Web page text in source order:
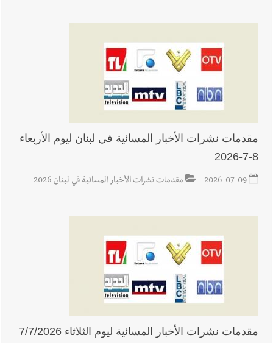
مقدمات نشرات الأخبار المسائية في لبنان ليوم الأربعاء
8-7-2026
2026-07-09 مقدمات نشرات الأخبار المسائية في لبنان 2026
مقدمات نشرات الأخبار المسائية ليوم الثلاثاء 7/7/2026